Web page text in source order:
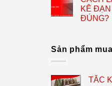
KÊ
ĐÚNG?
Sản phẩm
TẮC